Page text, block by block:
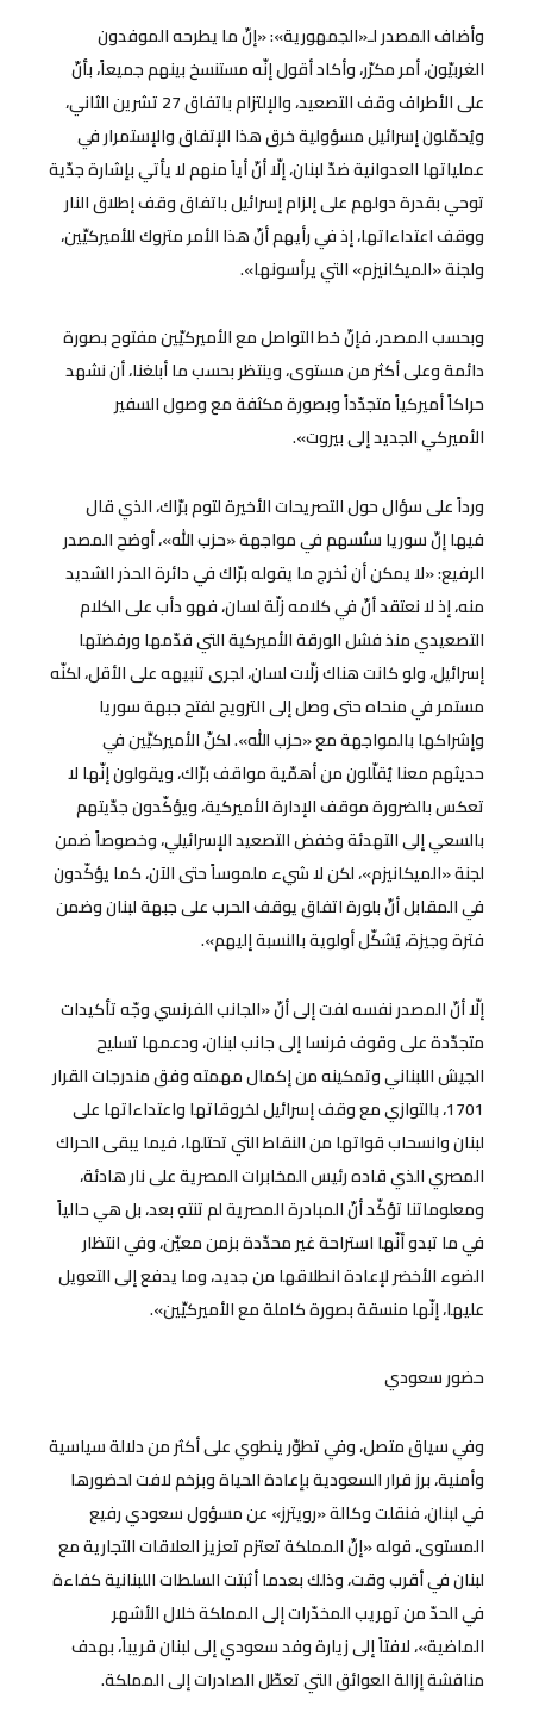
وأضاف المصدر لـ«الجمهورية»: «إنّ ما يطرحه الموفدون
الغربيّون، أمر مكرّر، وأكاد أقول إنّه مستنسخ بينهم جميعاً، بأنّ
على الأطراف وقف التصعيد، والإلتزام باتفاق 27 تشرين الثاني،
ويُحمّلون إسرائيل مسؤولية خرق هذا الإتفاق والإستمرار في
عملياتها العدوانية ضدّ لبنان، إلّا أنّ أياً منهم لا يأتي بإشارة جدّية
توحي بقدرة دولهم على إلزام إسرائيل باتفاق وقف إطلاق النار
ووقف اعتداءاتها، إذ في رأيهم أنّ هذا الأمر متروك للأميركيِّين،
ولجنة «الميكانيزم» التي يرأسونها».
وبحسب المصدر، فإنّ خط التواصل مع الأميركيّين مفتوح بصورة
دائمة وعلى أكثر من مستوى، وينتظر بحسب ما أبلغنا، أن نشهد
حراكاً أميركياً متجدّداً وبصورة مكثفة مع وصول السفير
الأميركي الجديد إلى بيروت».
ورداً على سؤال حول التصريحات الأخيرة لتوم برّاك، الذي قال
فيها إنّ سوريا ستُسهم في مواجهة «حزب الله»، أوضح المصدر
الرفيع: «لا يمكن أن نُخرج ما يقوله برّاك في دائرة الحذر الشديد
منه، إذ لا نعتقد أنّ في كلامه زلّة لسان، فهو دأب على الكلام
التصعيدي منذ فشل الورقة الأميركية التي قدّمها ورفضتها
إسرائيل، ولو كانت هناك زلّات لسان، لجرى تنبيهه على الأقل، لكنّه
مستمر في منحاه حتى وصل إلى الترويج لفتح جبهة سوريا
وإشراكها بالمواجهة مع «حزب الله». لكنّ الأميركيِّين في
حديثهم معنا يُقلّلون من أهمّية مواقف برّاك، ويقولون إنّها لا
تعكس بالضرورة موقف الإدارة الأميركية، ويؤكّدون جدّيتهم
بالسعي إلى التهدئة وخفض التصعيد الإسرائيلي، وخصوصاً ضمن
لجنة «الميكانيزم»، لكن لا شيء ملموساً حتى الآن، كما يؤكّدون
في المقابل أنّ بلورة اتفاق يوقف الحرب على جبهة لبنان وضمن
فترة وجيزة، يُشكّل أولوية بالنسبة إليهم».
إلّا أنّ المصدر نفسه لفت إلى أنّ «الجانب الفرنسي وجّه تأكيدات
متجدّدة على وقوف فرنسا إلى جانب لبنان، ودعمها تسليح
الجيش اللبناني وتمكينه من إكمال مهمته وفق مندرجات القرار
1701، بالتوازي مع وقف إسرائيل لخروقاتها واعتداءاتها على
لبنان وانسحاب قواتها من النقاط التي تحتلها، فيما يبقى الحراك
المصري الذي قاده رئيس المخابرات المصرية على نار هادئة،
ومعلوماتنا تؤكّد أنّ المبادرة المصرية لم تنتهِ بعد، بل هي حالياً
في ما تبدو أنّها استراحة غير محدّدة بزمن معيّن، وفي انتظار
الضوء الأخضر لإعادة انطلاقها من جديد، وما يدفع إلى التعويل
عليها، إنّها منسقة بصورة كاملة مع الأميركيِّين».
حضور سعودي
وفي سياق متصل، وفي تطوّر ينطوي على أكثر من دلالة سياسية
وأمنية، برز قرار السعودية بإعادة الحياة وبزخم لافت لحضورها
في لبنان، فنقلت وكالة «رويترز» عن مسؤول سعودي رفيع
المستوى، قوله «إنّ المملكة تعتزم تعزيز العلاقات التجارية مع
لبنان في أقرب وقت، وذلك بعدما أثبتت السلطات اللبنانية كفاءة
في الحدّ من تهريب المخدّرات إلى المملكة خلال الأشهر
الماضية»، لافتاً إلى زيارة وفد سعودي إلى لبنان قريباً، بهدف
مناقشة إزالة العوائق التي تعطّل الصادرات إلى المملكة.